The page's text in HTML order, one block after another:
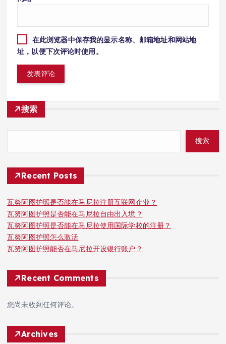
在此浏览器中保存我的显示名称、邮箱地址和网站地
址，以便下次评论时使用。
搜索
搜索
Recent Posts
瓦努阿图护照是否能在马尼拉注册互联网企业？
瓦努阿图护照是否能在马尼拉自由出入境？
瓦努阿图护照是否能在马尼拉使用国际学校的注册？
瓦努阿图护照怎么激活
瓦努阿图护照能否在马尼拉开设银行账户？
Recent Comments
您尚未收到任何评论。
Archives